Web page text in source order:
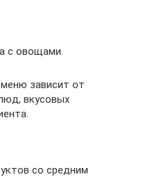
с овощами.
зависит от
вкусовых
со средним